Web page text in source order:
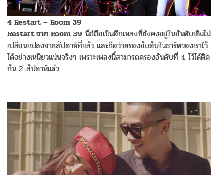
4 Restart – Room 39
Restart จาก Room 39 นี่ก็ถือเป็นอีกเพลงที่ยังคงอยู่ในอันดับเดิมไม่
เปลี่ยนแปลงจากสัปดาห์ที่แล้ว และถือว่าครองอับดับในชาร์ตของเราไว้
ได้อย่างเหนียวแน่นจริงๆ เพราะเพลงนี้สามารถครองอันดับที่ 4 ไว้ได้ติด
กัน 2 สัปดาห์แล้ว